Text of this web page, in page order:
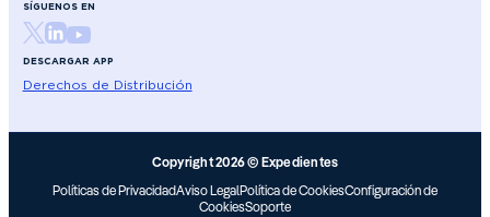
SÍGUENOS EN
DESCARGAR APP
Derechos de Distribución
Copyright 2026 © Expedientes
Políticas de PrivacidadAviso LegalPolítica de CookiesConfiguración de
CookiesSoporte